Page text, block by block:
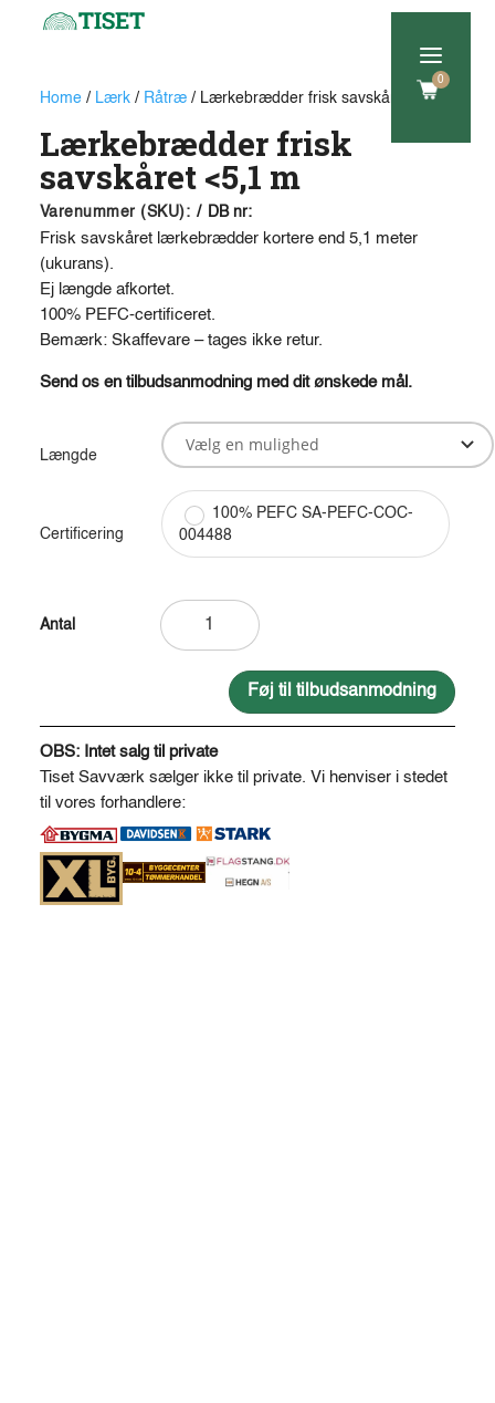
a
0
Home/ Lærk/ Råtræ/ Lærkebrædder frisk savskåret
Lærkebrædder frisk
savskåret <5,1 m
Varenummer (SKU): / DB nr:
Frisk savskåret lærkebrædder kortere end 5,1 meter
(ukurans).
Ej længde afkortet.
100% PEFC-certificeret.
Bemærk: Skaffevare – tages ikke retur.
Send os en tilbudsanmodning med dit ønskede mål.
Længde
Certificering
100% PEFC SA-PEFC-COC-
004488
Føj til tilbudsanmodning
A
l
t
e
r
n
t
OBS: Intet salg til private
Tiset Savværk sælger ikke til private. Vi henviser i stedet
til vores forhandlere: